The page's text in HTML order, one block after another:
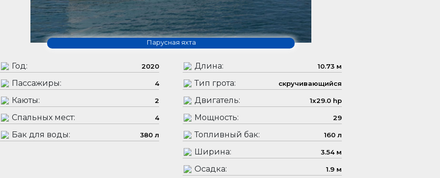
Парусная яхта
Год: 2020
Пассажиры: 4
Каюты: 2
Спальных мест: 4
Бак для воды: 380 л
Длина: 10.73 м
Тип грота: скручивающийся
Двигатель: 1x29.0 hp
Мощность: 29
Топливный бак: 160 л
Ширина: 3.54 м
Осадка: 1.9 м